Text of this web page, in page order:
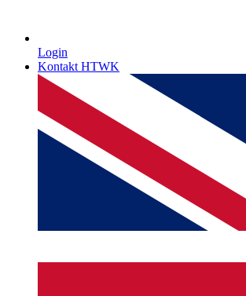
Login
Kontakt HTWK